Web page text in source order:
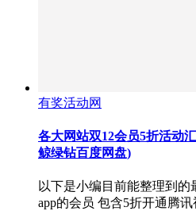
有奖活动网
各大网站双12会员5折活动
鲸绿钻百度网盘)
以下是小编目前能整理到的
app的会员 包含5折开通腾